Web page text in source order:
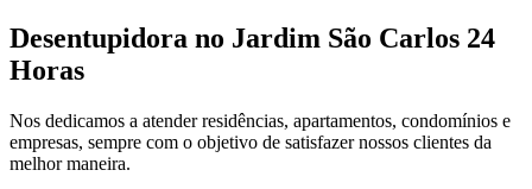
Desentupidora no Jardim São Carlos 24
Horas
Nos dedicamos a atender residências, apartamentos, condomínios e
empresas, sempre com o objetivo de satisfazer nossos clientes da
melhor maneira.